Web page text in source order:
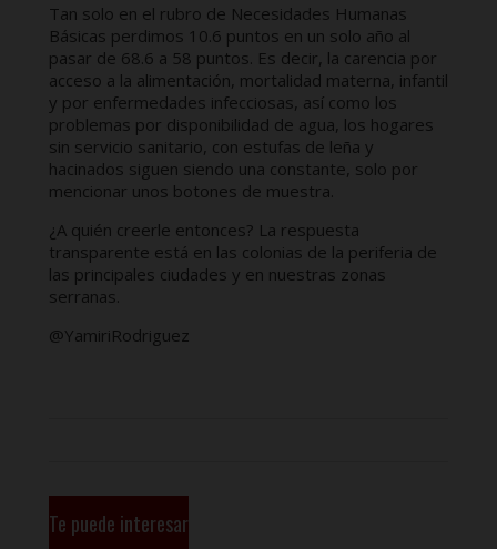
Tan solo en el rubro de Necesidades Humanas
Básicas perdimos 10.6 puntos en un solo año al
pasar de 68.6 a 58 puntos. Es decir, la carencia por
acceso a la alimentación, mortalidad materna, infantil
y por enfermedades infecciosas, así como los
problemas por disponibilidad de agua, los hogares
sin servicio sanitario, con estufas de leña y
hacinados siguen siendo una constante, solo por
mencionar unos botones de muestra.
¿A quién creerle entonces? La respuesta
transparente está en las colonias de la periferia de
las principales ciudades y en nuestras zonas
serranas.
@YamiriRodriguez
Te puede interesar